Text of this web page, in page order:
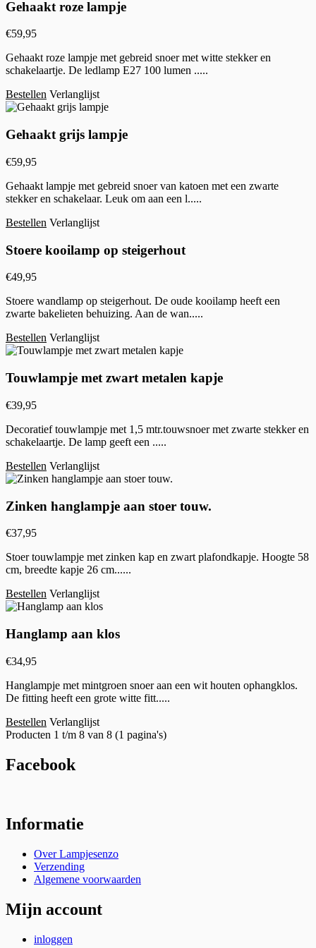
Gehaakt roze lampje
€59,95
Gehaakt roze lampje met gebreid snoer met witte stekker en
schakelaartje. De ledlamp E27 100 lumen .....
Bestellen Verlanglijst
Gehaakt grijs lampje
€59,95
Gehaakt lampje met gebreid snoer van katoen met een zwarte
stekker en schakelaar. Leuk om aan een l.....
Bestellen Verlanglijst
Stoere kooilamp op steigerhout
€49,95
Stoere wandlamp op steigerhout. De oude kooilamp heeft een
zwarte bakelieten behuizing. Aan de wan.....
Bestellen Verlanglijst
Touwlampje met zwart metalen kapje
€39,95
Decoratief touwlampje met 1,5 mtr.touwsnoer met zwarte stekker en
schakelaartje. De lamp geeft een .....
Bestellen Verlanglijst
Zinken hanglampje aan stoer touw.
€37,95
Stoer touwlampje met zinken kap en zwart plafondkapje. Hoogte 58
cm, breedte kapje 26 cm......
Bestellen Verlanglijst
Hanglamp aan klos
€34,95
Hanglampje met mintgroen snoer aan een wit houten ophangklos.
De fitting heeft een grote witte fitt.....
Bestellen Verlanglijst
Producten 1 t/m 8 van 8 (1 pagina's)
Facebook
Informatie
Over Lampjesenzo
Verzending
Algemene voorwaarden
Mijn account
inloggen